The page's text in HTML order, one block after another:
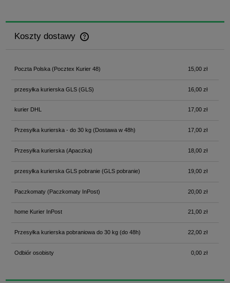
Koszty dostawy
Cena nie zawiera ewentualnych kosztów płatności
Poczta Polska(Pocztex Kurier 48) 15,00 zł
przesyłka kurierska GLS(GLS) 16,00 zł
kurier DHL 17,00 zł
Przesyłka kurierska - do 30 kg(Dostawa w 48h) 17,00 zł
Przesyłka kurierska (Apaczka) 18,00 zł
przesyłka kurierska GLS pobranie(GLS pobranie) 19,00 zł
Paczkomaty(Paczkomaty InPost) 20,00 zł
home Kurier InPost 21,00 zł
Przesyłka kurierska pobraniowa do 30 kg(do 48h) 22,00 zł
Odbiór osobisty 0,00 zł